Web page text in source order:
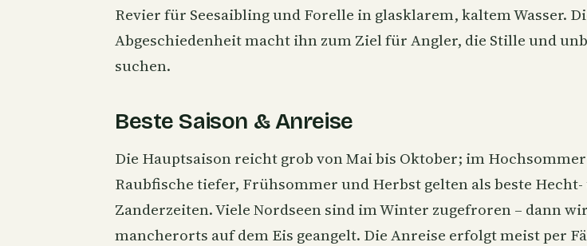
Revier für Seesaiblingund Forelle in glasklarem, kaltem Wasser.
Abgeschiedenheit macht ihn zum Ziel für Angler, die Stille und
suchen.
Beste Saison & Anreise
Die Hauptsaison reicht grob von Mai bis Oktober; im
Raubfische tiefer, Frühsommer und Herbst gelten als beste
Zanderzeiten. Viele Nordseen sind im Winter zugefroren – dann
mancherorts auf dem Eis geangelt. Die Anreise erfolgt meist per